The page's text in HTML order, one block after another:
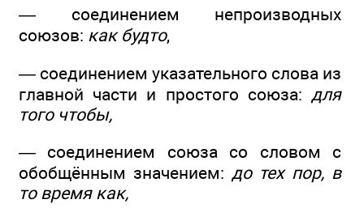
— соединением непроизводных
союзов: как будто,
— соединением указательного слова из
главной части и простого союза: для
того чтобы,
— соединением союза со словом с
обобщённым значением: до тех пор, в
то время как,